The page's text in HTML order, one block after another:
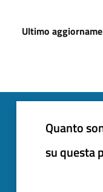
Ultimo
Quanto
su questa